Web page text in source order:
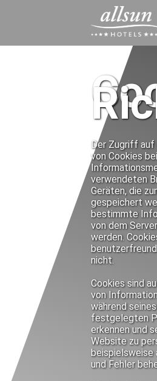
Der Zugriff auf
von Cookies
verwendeten
Geräten, die
gespeichert
bestimmte
von dem
werden.
nicht.
Cookies sind
von
während
festgelegten
erkennen und
Website zu
und Fehler